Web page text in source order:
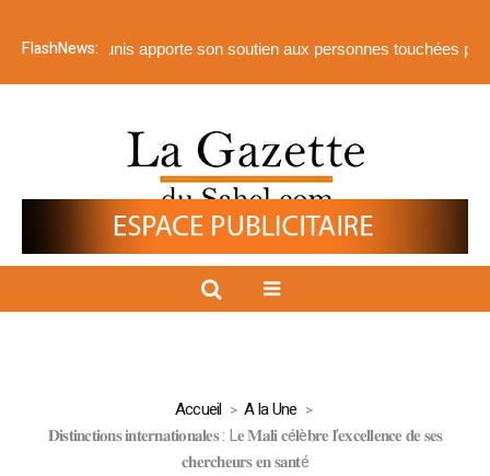
FlashNews:
unis apporte son soutien aux personnes touchées par les
Accueil
A la Une
𝐃𝐢𝐬𝐭𝐢𝐧𝐜𝐭𝐢𝐨𝐧𝐬 𝐢𝐧𝐭𝐞𝐫𝐧𝐚𝐭𝐢𝐨𝐧𝐚𝐥𝐞𝐬 : L𝐞 𝐌𝐚𝐥𝐢 𝐜é𝐥è𝐛𝐫𝐞 𝐥’𝐞𝐱𝐜𝐞𝐥𝐥𝐞𝐧𝐜𝐞 𝐝𝐞 𝐬𝐞𝐬
𝐜𝐡𝐞𝐫𝐜𝐡𝐞𝐮𝐫𝐬 𝐞𝐧 𝐬𝐚𝐧𝐭é